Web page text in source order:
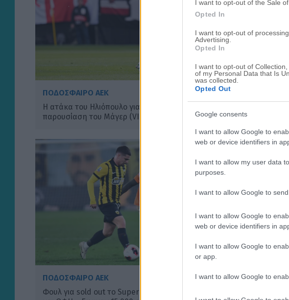
I want to opt-out of the Sale
Opted In
I want to opt-out of
Advertising.
Opted In
I want to opt-out of
of my Personal Data that Is
was collected.
Opted Out
Google consents
I want to allow Google to
web or device identifiers in
I want to allow my user data
purposes.
I want to allow Google to
I want to allow Google to
web or device identifiers in
I want to allow Google to
or app.
I want to allow Google to
ΠΟΔΟΣΦΑΙΡΟ ΑΕΚ
Η ατάκα του Ηλιόπουλο για Πινέδα στην
παρουσίαση του Μάγερ (VIDEO)
ΠΟΔΟΣΦΑΙΡΟ ΑΕΚ
Φουλ για sold out το Super Cup ανάμεσα σε ΑΕΚ